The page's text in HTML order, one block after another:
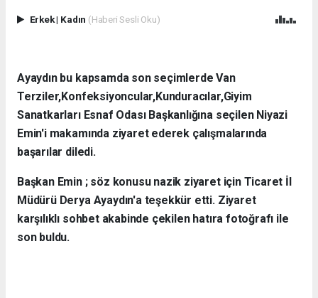
Erkek| Kadın (Haberi Sesli Oku)
Ayaydın bu kapsamda son seçimlerde Van
Terziler,Konfeksiyoncular,Kunduracılar,Giyim
Sanatkarları Esnaf Odası Başkanlığına seçilen Niyazi
Emin'i makamında ziyaret ederek çalışmalarında
başarılar diledi.
Başkan Emin ; söz konusu nazik ziyaret için Ticaret İl
Müdürü Derya Ayaydın'a teşekkür etti. Ziyaret
karşılıklı sohbet akabinde çekilen hatıra fotoğrafı ile
son buldu.